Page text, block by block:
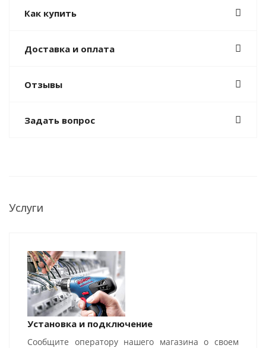
Как купить
Доставка и оплата
Отзывы
Задать вопрос
Услуги
Установка и подключение
Сообщите оператору нашего магазина о своем